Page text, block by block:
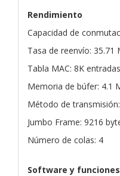
Rendimiento
Capacidad de
Tasa de reenvío: 35.71
Tabla MAC: 8K entradas
Memoria de búfer: 4.1
Método de
Jumbo Frame: 9216
Número de colas: 4
Software y